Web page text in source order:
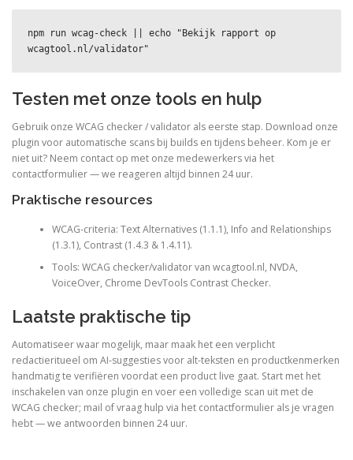
npm run wcag-check || echo "Bekijk rapport op
wcagtool.nl/validator"
Testen met onze tools en hulp
Gebruik onze WCAG checker / validator als eerste stap. Download onze
plugin voor automatische scans bij builds en tijdens beheer. Kom je er
niet uit? Neem contact op met onze medewerkers via het
contactformulier — we reageren altijd binnen 24 uur.
Praktische resources
WCAG-criteria: Text Alternatives (1.1.1), Info and Relationships
(1.3.1), Contrast (1.4.3 & 1.4.11).
Tools: WCAG checker/validator van wcagtool.nl, NVDA,
VoiceOver, Chrome DevTools Contrast Checker.
Laatste praktische tip
Automatiseer waar mogelijk, maar maak het een verplicht
redactieritueel om AI-suggesties voor alt-teksten en productkenmerken
handmatig te verifiëren voordat een product live gaat. Start met het
inschakelen van onze plugin en voer een volledige scan uit met de
WCAG checker; mail of vraag hulp via het contactformulier als je vragen
hebt — we antwoorden binnen 24 uur.